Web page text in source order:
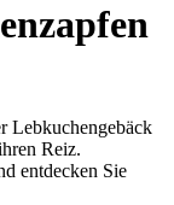
Lebkuchengebäck
Reiz.
entdecken Sie